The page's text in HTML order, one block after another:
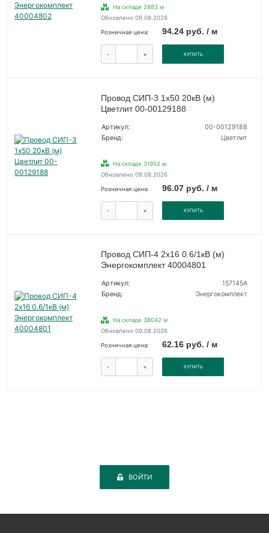
На складе 2883 м
Обновлено 09.08.2026
Розничная цена: 94.24 руб. / м
- + КУПИТЬ
Провод СИП-3 1х50 20кВ (м)
Цветлит 00-00129188
Артикул:
00-00129188
Бренд:
Цветлит
На складе 31952 м
Обновлено 09.08.2026
Розничная цена: 96.07 руб. / м
- + КУПИТЬ
Провод СИП-4 2х16 0.6/1кВ (м)
Энергокомплект 40004801
Артикул:
157145А
Бренд:
Энергокомплект
На складе 38042 м
Обновлено 09.08.2026
Розничная цена: 62.16 руб. / м
- + КУПИТЬ
ВОЙТИ